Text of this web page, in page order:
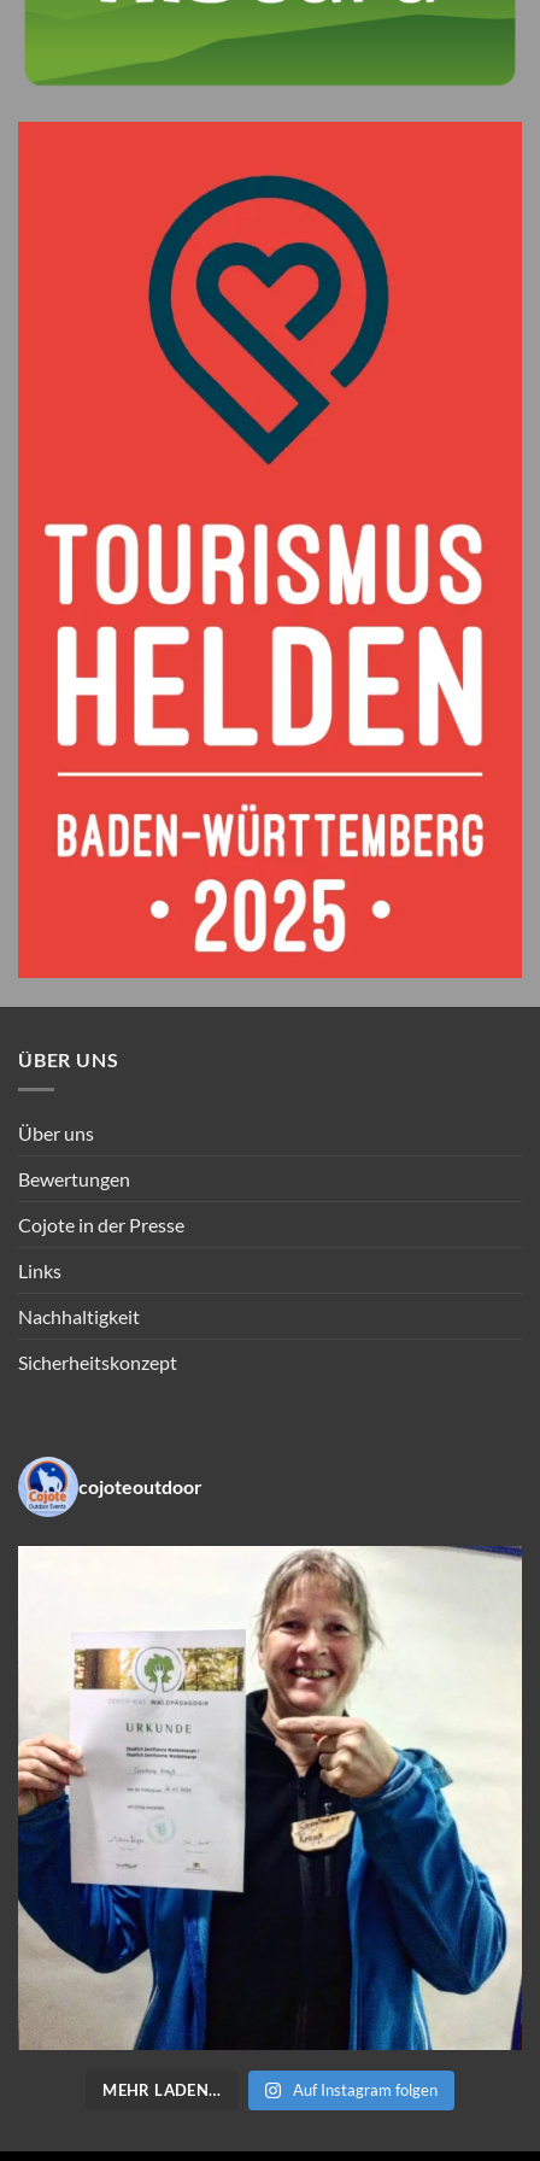
ÜBER UNS
Über uns
Bewertungen
Cojote in der Presse
Links
Nachhaltigkeit
Sicherheitskonzept
cojoteoutdoor
MEHR LADEN… Auf Instagram folgen